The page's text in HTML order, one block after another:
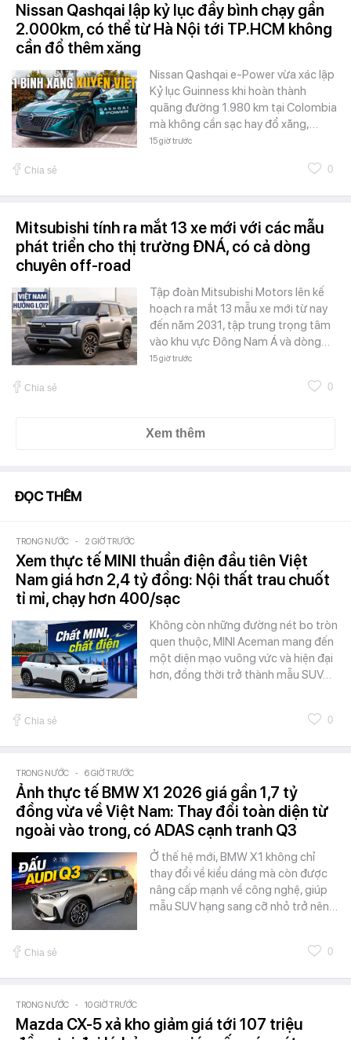
Nissan Qashqai lập kỷ lục đầy bình chạy gần
2.000km, có thể từ Hà Nội tới TP.HCM không
cần đổ thêm xăng
Nissan Qashqai e-Power vừa xác lập
Kỷ lục Guinness khi hoàn thành
quãng đường 1.980 km tại Colombia
mà không cần sạc hay đổ xăng,…
15 giờ trước
Chia sẻ 0
Mitsubishi tính ra mắt 13 xe mới với các mẫu
phát triển cho thị trường ĐNÁ, có cả dòng
chuyên off-road
Tập đoàn Mitsubishi Motors lên kế
hoạch ra mắt 13 mẫu xe mới từ nay
đến năm 2031, tập trung trọng tâm
vào khu vực Đông Nam Á và dòng…
15 giờ trước
Chia sẻ 0
Xem thêm
ĐỌC THÊM
TRONG NƯỚC - 2 GIỜ TRƯỚC
Xem thực tế MINI thuần điện đầu tiên Việt
Nam giá hơn 2,4 tỷ đồng: Nội thất trau chuốt
tỉ mỉ, chạy hơn 400/sạc
Không còn những đường nét bo tròn
quen thuộc, MINI Aceman mang đến
một diện mạo vuông vức và hiện đại
hơn, đồng thời trở thành mẫu SUV…
Chia sẻ 0
TRONG NƯỚC - 6 GIỜ TRƯỚC
Ảnh thực tế BMW X1 2026 giá gần 1,7 tỷ
đồng vừa về Việt Nam: Thay đổi toàn diện từ
ngoài vào trong, có ADAS cạnh tranh Q3
Ở thế hệ mới, BMW X1 không chỉ
thay đổi về kiểu dáng mà còn được
nâng cấp mạnh về công nghệ, giúp
mẫu SUV hạng sang cỡ nhỏ trở nên…
Chia sẻ 0
TRONG NƯỚC - 10 GIỜ TRƯỚC
Mazda CX-5 xả kho giảm giá tới 107 triệu